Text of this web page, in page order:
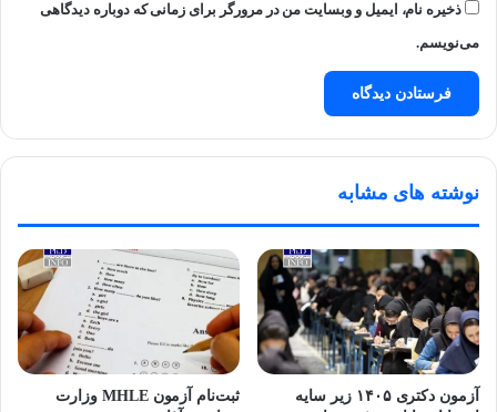
ذخیره نام، ایمیل و وبسایت من در مرورگر برای زمانی که دوباره دیدگاهی
می‌نویسم.
نوشته های مشابه
آزمون دکتری ۱۴۰۵ زیر سایه
ثبت‌نام آزمون MHLE وزارت